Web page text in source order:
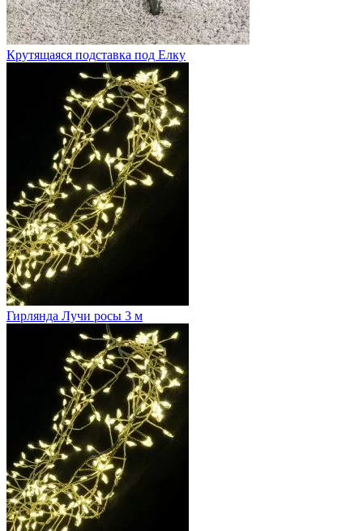
Крутящаяся подставка под Елку
Гирлянда Лучи росы 3 м